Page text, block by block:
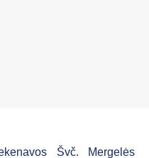
Švč. Mergelės